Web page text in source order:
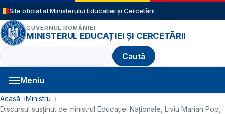
Sari la conținutul principal
Site oficial al Ministerului Educației și Cercetării
GUVERNUL ROMÂNIEI
MINISTERUL EDUCAȚIEI ȘI CERCETĂRII
Caută
Meniu
Navigație principală
Cale de navigare
Acasă
Ministru
Discursul susținut de ministrul Educației Naționale, Liviu Marian Pop,